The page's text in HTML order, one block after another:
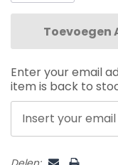
Enter your email
item is back to